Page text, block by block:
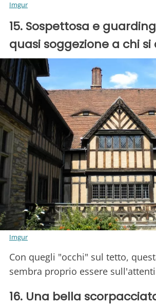
Imgur
15. Sospettosa e
quasi soggezione a chi si
Imgur
Con quegli "occhi" sul tetto,
sembra proprio essere
16. Una bella